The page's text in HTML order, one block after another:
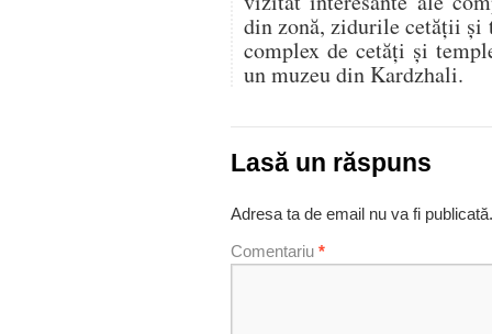
din zonă, zidurile cetății
complex de cetăți și
un muzeu din Kardzhali.
Lasă un răspuns
Adresa ta de email nu va fi publicată.
Comentariu *